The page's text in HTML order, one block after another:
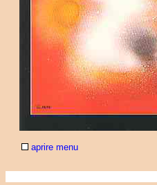
aprire menu